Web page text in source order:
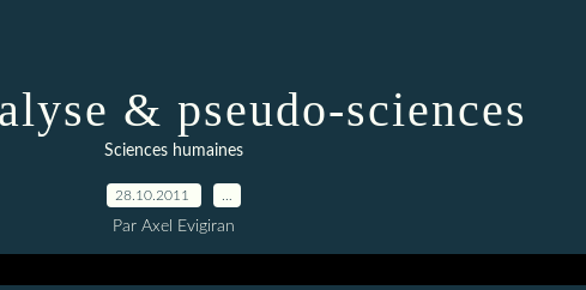
& pseudo-sciences
Sciences humaines
28.10.2011
Par Axel Evigiran